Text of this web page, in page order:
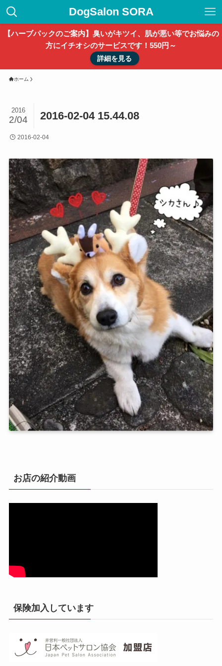
DogSalon SORA
【ハーブパックのご案内】臭いがキツイ、肌が悪い等でお悩みの
方にイチオシのサービスです！550円～
詳細を見る
ホーム
2016-02-04 15.44.08
2016
2/04
2016-02-04
お店の紹介動画
保険加入しています